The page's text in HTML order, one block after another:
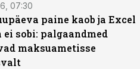
07:30
paine kaob ja Excel
ei sobi: palgaandmed
maksuametisse